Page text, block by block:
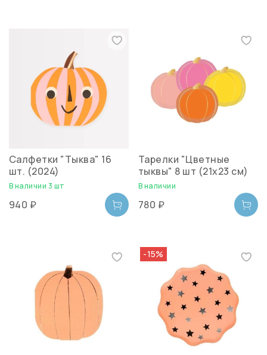
Салфетки "Тыква" 16
шт. (2024)
В наличии 3 шт
940 ₽
Тарелки "Цветные
тыквы" 8 шт (21х23 см)
В наличии
780 ₽
-15%